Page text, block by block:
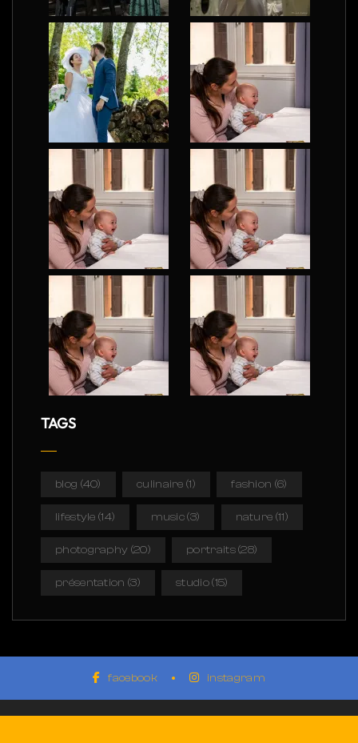
TAGS
blog (40) culinaire (1) fashion (6)
lifestyle (14) music(3) nature (11)
photography (20) portraits(28)
présentation (3) studio(15)
facebook instagram